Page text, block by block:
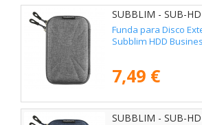
SUBBLIM - SUB-
Funda para Disco
Subblim HDD
7,49 €
SUBBLIM - SUB-